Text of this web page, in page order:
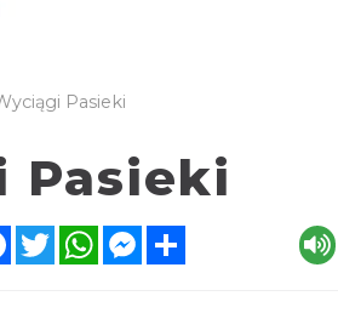
Pasieki
Pasieki
FacebookTwitterWhatsAppMessenger